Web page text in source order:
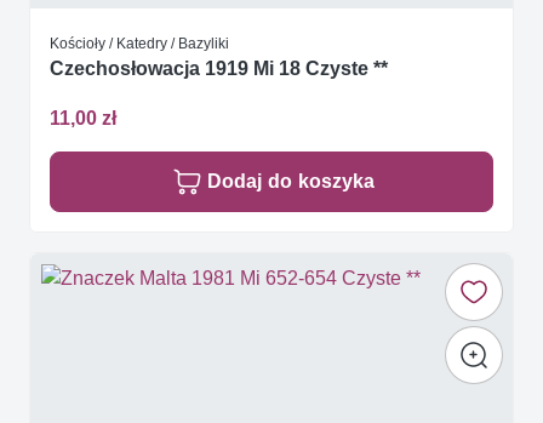
Kościoły / Katedry / Bazyliki
Czechosłowacja 1919 Mi 18 Czyste **
11,00 zł
Dodaj do koszyka